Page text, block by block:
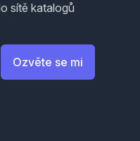
sítě katalogů
Ozvěte se mi